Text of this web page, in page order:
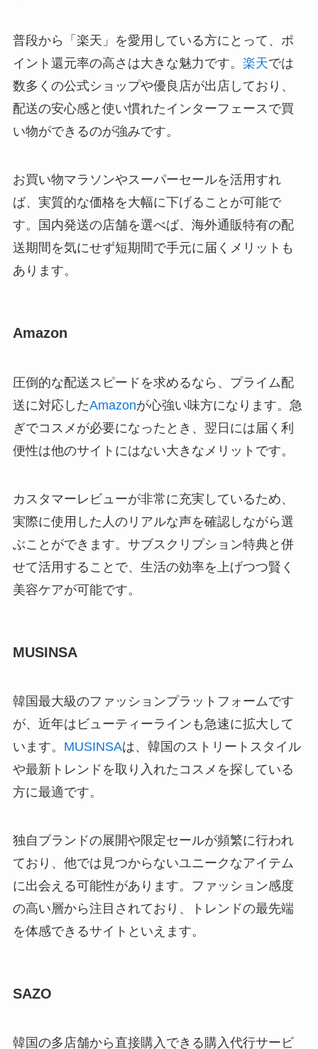
普段から「楽天」を愛用している方にとって、ポ
イント還元率の高さは大きな魅力です。 楽天では
数多くの公式ショップや優良店が出店しており、
配送の安心感と使い慣れたインターフェースで買
い物ができるのが強みです。
お買い物マラソンやスーパーセールを活用すれ
ば、実質的な価格を大幅に下げることが可能で
す。国内発送の店舗を選べば、海外通販特有の配
送期間を気にせず短期間で手元に届くメリットも
あります。
Amazon
圧倒的な配送スピードを求めるなら、プライム配
送に対応したAmazonが心強い味方になります。急
ぎでコスメが必要になったとき、翌日には届く利
便性は他のサイトにはない大きなメリットです。
カスタマーレビューが非常に充実しているため、
実際に使用した人のリアルな声を確認しながら選
ぶことができます。サブスクリプション特典と併
せて活用することで、生活の効率を上げつつ賢く
美容ケアが可能です。
MUSINSA
韓国最大級のファッションプラットフォームです
が、近年はビューティーラインも急速に拡大して
います。 MUSINSAは、韓国のストリートスタイル
や最新トレンドを取り入れたコスメを探している
方に最適です。
独自ブランドの展開や限定セールが頻繁に行われ
ており、他では見つからないユニークなアイテム
に出会える可能性があります。ファッション感度
の高い層から注目されており、トレンドの最先端
を体感できるサイトといえます。
SAZO
韓国の多店舗から直接購入できる購入代行サービ